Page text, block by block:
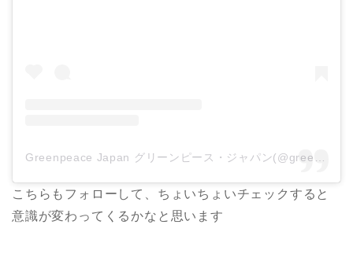
Greenpeace Japan グリーンピース・ジャパン(@greenpeacejp)がシェアした投稿
こちらもフォローして、ちょいちょいチェックすると
意識が変わってくるかなと思います